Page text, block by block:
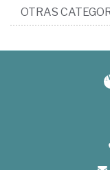
OTRAS